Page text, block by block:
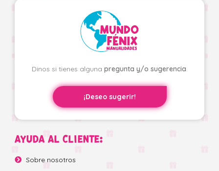
Dinos si tienes alguna pregunta y/o sugerencia.
¡Deseo sugerir!
AYUDA AL CLIENTE:
Sobre nosotros